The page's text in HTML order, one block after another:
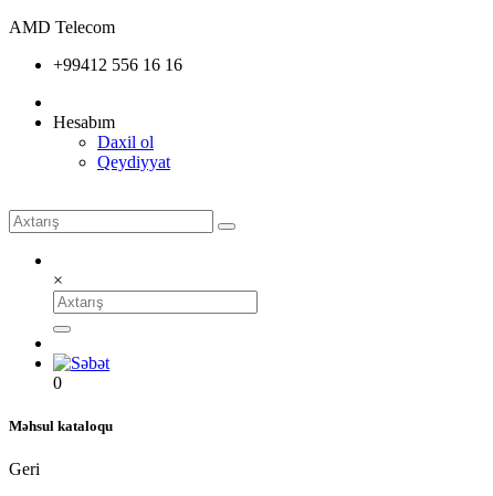
AMD Telecom
+99412 556 16 16
Hesabım
Daxil ol
Qeydiyyat
×
0
Məhsul kataloqu
Geri